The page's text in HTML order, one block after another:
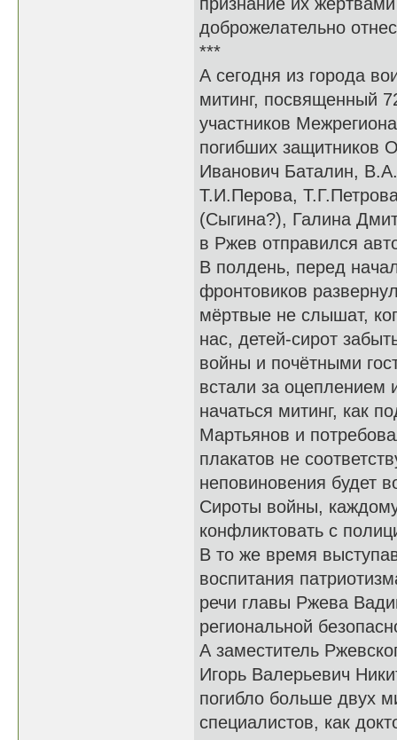
доброжелательно
***
А сегодня из города
митинг, посвященный
участников
погибших защитников
Иванович Баталин,
Т.И.Перова,
(Сыгина?), Галина
в Ржев отправился
В полдень, перед
фронтовиков
мёртвые не слышат,
нас, детей-сирот
войны и почётными
встали за оцеплением
начаться митинг, как
Мартьянов и
плакатов не
неповиновения будет
Сироты войны,
конфликтовать с
В то же время
воспитания
речи главы Ржева
региональной
А заместитель
Игорь Валерьевич
погибло больше двух
специалистов, как